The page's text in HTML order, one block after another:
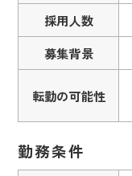
採用人数
募集背景
転勤の可能性
勤務条件